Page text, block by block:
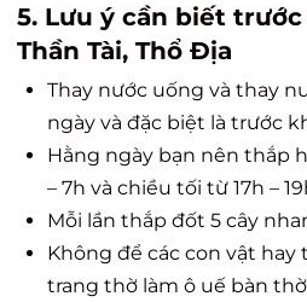
5. Lưu ý cần biết
Thần Tài, Thổ Địa
Thay nước uống và thay
ngày và đặc biệt là trước
Hằng ngày bạn nên thắp
– 7h và chiều tối từ 17h –
Mỗi lần thắp đốt 5 cây
Không để các con vật
trang thờ làm ô uế bàn thờ